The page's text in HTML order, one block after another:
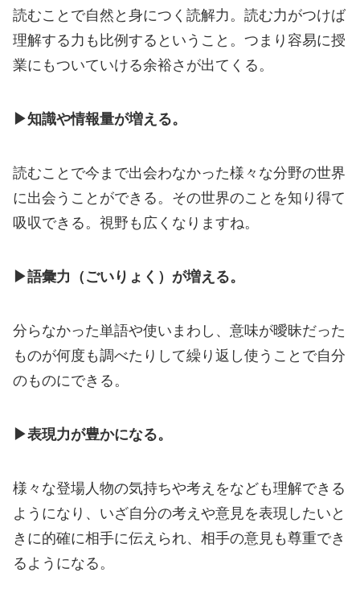
読むことで自然と身につく読解力。読む力がつけば
理解する力も比例するということ。つまり容易に授
業にもついていける余裕さが出てくる。
▶知識や情報量が増える。
読むことで今まで出会わなかった様々な分野の世界
に出会うことができる。その世界のことを知り得て
吸収できる。視野も広くなりますね。
▶語彙力（ごいりょく）が増える。
分らなかった単語や使いまわし、意味が曖昧だった
ものが何度も調べたりして繰り返し使うことで自分
のものにできる。
▶表現力が豊かになる。
様々な登場人物の気持ちや考えをなども理解できる
ようになり、いざ自分の考えや意見を表現したいと
きに的確に相手に伝えられ、相手の意見も尊重でき
るようになる。